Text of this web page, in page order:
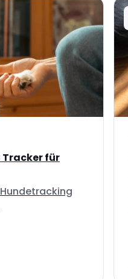
Tracker für